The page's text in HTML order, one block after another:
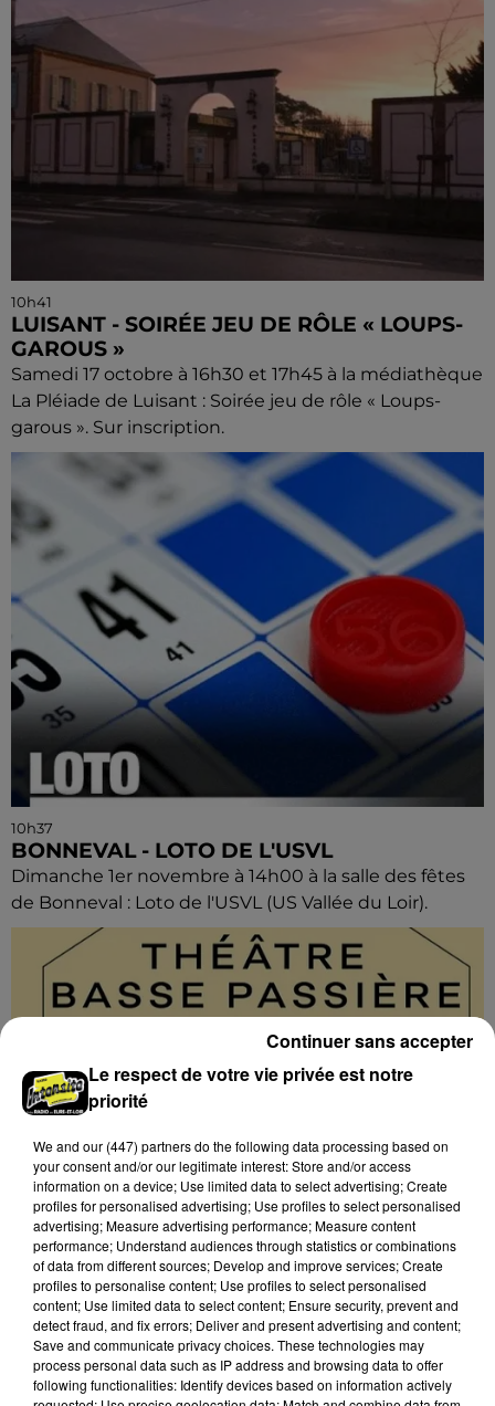
10h41
LUISANT - SOIRÉE JEU DE RÔLE « LOUPS-
GAROUS »
Samedi 17 octobre à 16h30 et 17h45 à la médiathèque
La Pléiade de Luisant : Soirée jeu de rôle « Loups-
garous ». Sur inscription.
10h37
BONNEVAL - LOTO DE L'USVL
Dimanche 1er novembre à 14h00 à la salle des fêtes
de Bonneval : Loto de l'USVL (US Vallée du Loir).
10h33
PRÉAUX-DU-PERCHE (61) - CONCERT :
ÉCLATS D’ITALIE
Samedi 3 octobre à 19h00 au Théâtre Basse Passière
à Préaux-du-Perche (Perche-en-Nocé, Orne) : Éclats
Le respect de votre vie privée est notre
priorité
We and our (447) partnersdo the following data processing based on
your consent and/or our legitimate interest: Store and/or access
information on a device; Use limited data to select advertising; Create
profiles for personalised advertising; Use profiles to select personalised
advertising; Measure advertising performance; Measure content
performance; Understand audiences through statistics or combinations
of data from different sources; Develop and improve services; Create
profiles to personalise content; Use profiles to select personalised
content; Use limited data to select content; Ensure security, prevent and
detect fraud, and fix errors; Deliver and present advertising and content;
Save and communicate privacy choices. These technologies may
process personal data such as IP address and browsing data to offer
following functionalities: Identify devices based on information actively
Continuer sans accepter